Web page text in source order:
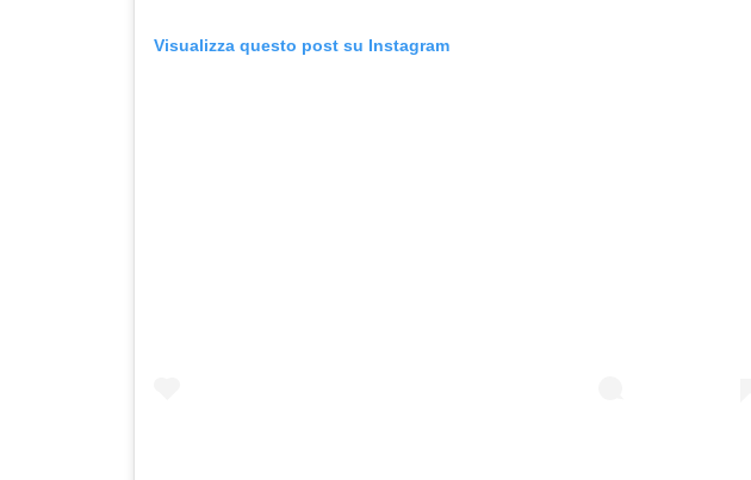
Visualizza questo post su Instagram